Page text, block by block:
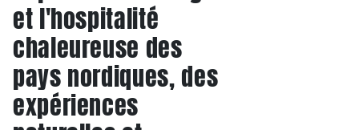
et l'hospitalité
chaleureuse des
pays nordiques, des
expériences